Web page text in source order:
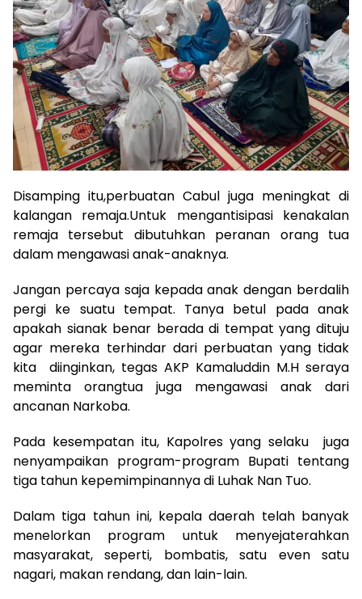
Disamping itu,perbuatan Cabul juga meningkat di
kalangan remaja.Untuk mengantisipasi kenakalan
remaja tersebut dibutuhkan peranan orang tua
dalam mengawasi anak-anaknya.
Jangan percaya saja kepada anak dengan berdalih
pergi ke suatu tempat. Tanya betul pada anak
apakah sianak benar berada di tempat yang dituju
agar mereka terhindar dari perbuatan yang tidak
kita diinginkan, tegas AKP Kamaluddin M.H seraya
meminta orangtua juga mengawasi anak dari
ancanan Narkoba.
Pada kesempatan itu, Kapolres yang selaku juga
nenyampaikan program-program Bupati tentang
tiga tahun kepemimpinannya di Luhak Nan Tuo.
Dalam tiga tahun ini, kepala daerah telah banyak
menelorkan program untuk menyejaterahkan
masyarakat, seperti, bombatis, satu even satu
nagari, makan rendang, dan lain-lain.